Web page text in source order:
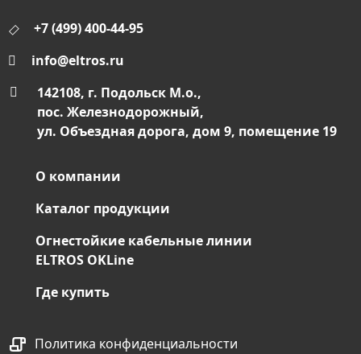
+7 (499) 400-44-95
info@eltros.ru
142108, г. Подольск М.о.,
пос. Железнодорожный,
ул. Объездная дорога, дом 9, помещение 19
О компании
Каталог продукции
Огнестойкие кабельные линии
ELTROS OKLine
Где купить
Политика конфиденциальности